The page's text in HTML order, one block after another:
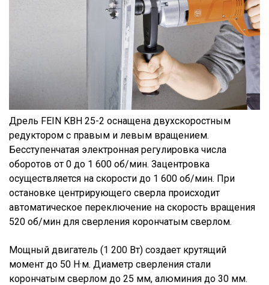
Дрель FEIN KBH 25-2 оснащена двухскоростным
редуктором с правым и левым вращением.
Бесступенчатая электронная регулировка числа
оборотов от 0 до 1 600 об/мин. Зацентровка
осуществляется на скорости до 1 600 об/мин. При
остановке центрирующего сверла происходит
автоматическое переключение на скорость вращения
520 об/мин для сверления корончатым сверлом.
Мощный двигатель (1 200 Вт) создает крутящий
момент до 50 Н·м. Диаметр сверления стали
корончатым сверлом до 25 мм, алюминия до 30 мм.